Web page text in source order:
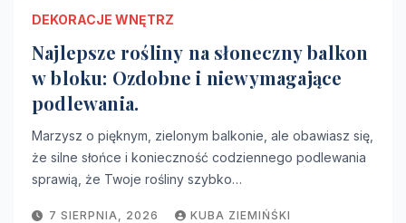
DEKORACJE WNĘTRZ
Najlepsze rośliny na słoneczny balkon
w bloku: Ozdobne i niewymagające
podlewania.
Marzysz o pięknym, zielonym balkonie, ale obawiasz się,
że silne słońce i konieczność codziennego podlewania
sprawią, że Twoje rośliny szybko…
7 SIERPNIA, 2026 KUBA ZIEMIŃŚKI